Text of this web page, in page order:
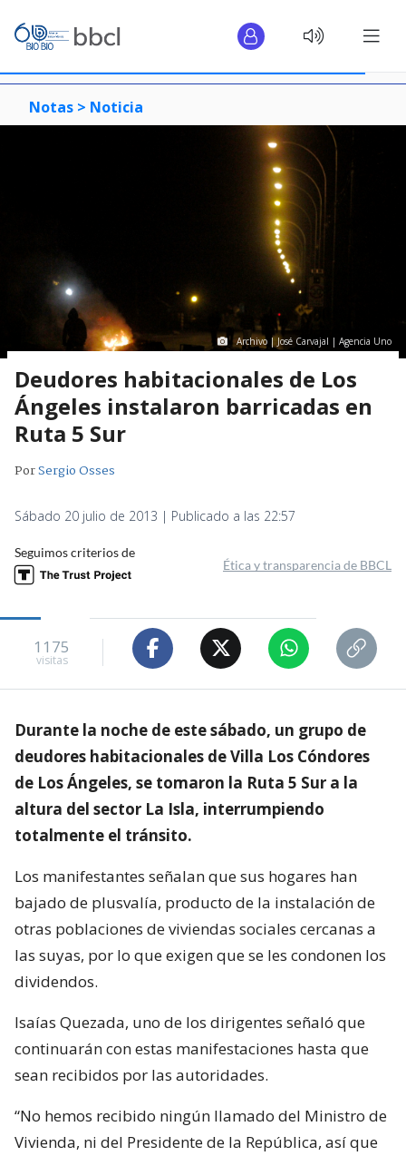
Notas > Noticia
Archivo | José Carvajal | Agencia Uno
Deudores habitacionales de Los
Ángeles instalaron barricadas en
Ruta 5 Sur
PorSergio Osses
Sábado 20 julio de 2013 | Publicado a las 22:57
Seguimos criterios de
Ética y transparencia de BBCL
1175
visitas
Durante la noche de este sábado, un grupo de
deudores habitacionales de Villa Los Cóndores
de Los Ángeles, se tomaron la Ruta 5 Sur a la
altura del sector La Isla, interrumpiendo
totalmente el tránsito.
Los manifestantes señalan que sus hogares han
bajado de plusvalía, producto de la instalación de
otras poblaciones de viviendas sociales cercanas a
las suyas, por lo que exigen que se les condonen los
dividendos.
Isaías Quezada, uno de los dirigentes señaló que
continuarán con estas manifestaciones hasta que
sean recibidos por las autoridades.
“No hemos recibido ningún llamado del Ministro de
Vivienda, ni del Presidente de la República, así que